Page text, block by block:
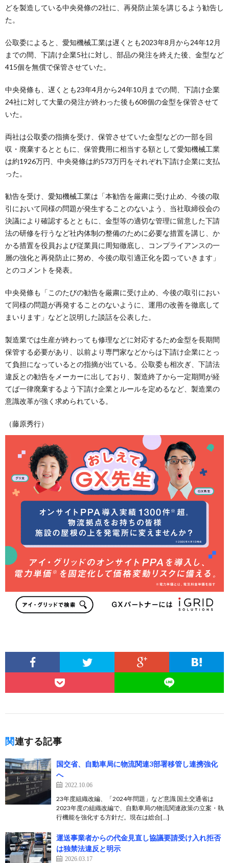
どを製造している中央発條の2社に、再発防止策を講じるよう勧告し
た。
公取委によると、愛知機械工業は遅くとも2023年8月から24年12月
までの間、下請け企業5社に対し、部品の発注を終えた後、金型など
415個を無償で保管させていた。
中央発條も、遅くとも23年4月から24年10月までの間、下請け企業
24社に対して大量の発注が終わった後も608個の金型を保管させて
いた。
両社は公取委の指摘を受け、保管させていた金型などの一部を回
収・廃棄するとともに、保管費用に相当する額として愛知機械工業
は約1926万円、中央発條は約573万円をそれぞれ下請け企業に支払
った。
勧告を受け、愛知機械工業は「本勧告を厳粛に受け止め、今後の取
引において同様の問題が発生することのないよう、当社取締役会の
決議により確認するとともに、金型等の適切な管理に留意した下請
法の研修を行うなど社内体制の整備のために必要な措置を講じ、か
かる措置を役員および従業員に周知徹底し、コンプライアンスの一
層の強化と再発防止に努め、今後の取引適正化を図っていきます」
とのコメントを発表。
中央発條も「このたびの勧告を厳粛に受け止め、今後の取引におい
て同様の問題が再発することのないように、運用の改善を徹底して
まいります」などと説明した談話を公表した。
製造業では生産が終わっても修理などに対応するため金型を長期間
保管する必要があり、以前より専門家などからは下請け企業にとっ
て負担になっているとの指摘が出ている。公取委も相次ぎ、下請法
違反との勧告をメーカーに出しており、製造終了から一定期間が経
てば一律廃棄するよう下請け企業とルールを定めるなど、製造業の
意識改革が強く求められている。
（藤原秀行）
関連する記事
国交省、自動車局に物流関連3部署移管し連携強化
へ
2022.10.06
23年度組織改編、「2024年問題」など意識 国土交通省は
2023年度の組織改編で、自動車局の物流関連政策の立案・執
行機能を強化する方針だ。現在は総合[…]
運送事業者からの代金見直し協議要請受け入れ拒否
は独禁法違反と明示
2026.03.17